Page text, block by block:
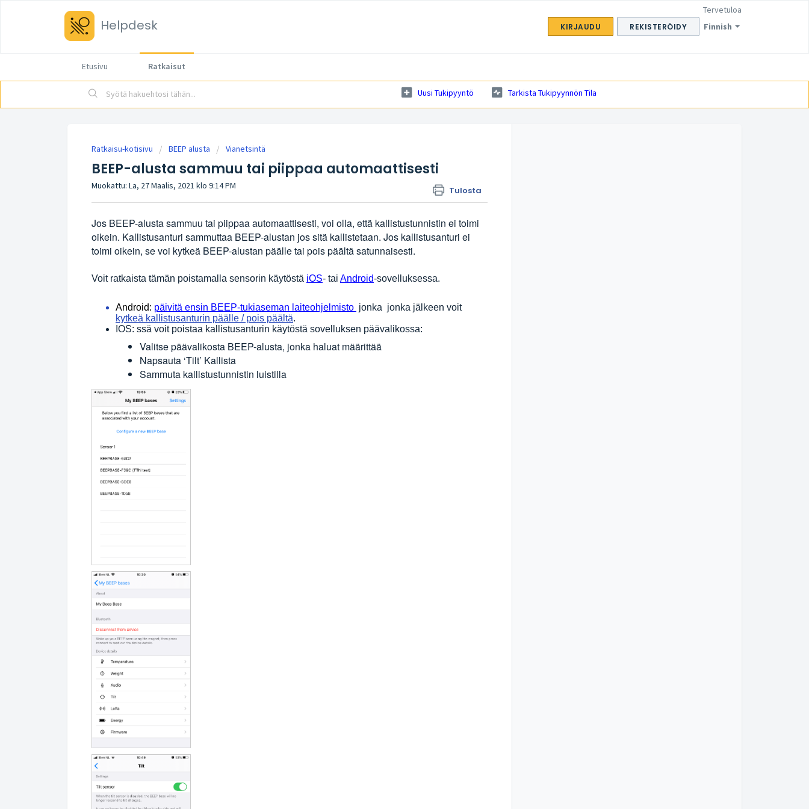
Helpdesk Finnish
Tervetuloa
KIRJAUDU REKISTERÖIDY
Etusivu Ratkaisut
Uusi Tukipyyntö Tarkista Tukipyynnön Tila
Ratkaisu-kotisivu BEEP alusta Vianetsintä
BEEP-alusta sammuu tai piippaa automaattisesti
Tulosta
Muokattu: La, 27 Maalis, 2021 klo 9:14 PM
Jos BEEP-alusta sammuu tai piippaa automaattisesti, voi olla, että kallistustunnistin ei toimi
oikein. Kallistusanturi sammuttaa BEEP-alustan jos sitä kallistetaan. Jos kallistusanturi ei
toimi oikein, se voi kytkeä BEEP-alustan päälle tai pois päältä satunnaisesti.
Voit ratkaista tämän poistamalla sensorin käytöstä iOS- tai Android-sovelluksessa.
Android: päivitä ensin BEEP-tukiaseman laiteohjelmisto jonka jonka jälkeen voit
kytkeä kallistusanturin päälle / pois päältä.
IOS: ssä voit poistaa kallistusanturin käytöstä sovelluksen päävalikossa:
Valitse päävalikosta BEEP-alusta, jonka haluat määrittää
Napsauta ‘Tilt’ Kallista
Sammuta kallistustunnistin luistilla